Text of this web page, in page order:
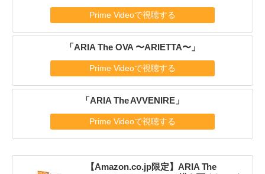
Prime Videoで視聴する
「ARIA The OVA 〜ARIETTA〜」
Prime Videoで視聴する
「ARIA The AVVENIRE」
Prime Videoで視聴する
【Amazon.co.jp限定】ARIA The